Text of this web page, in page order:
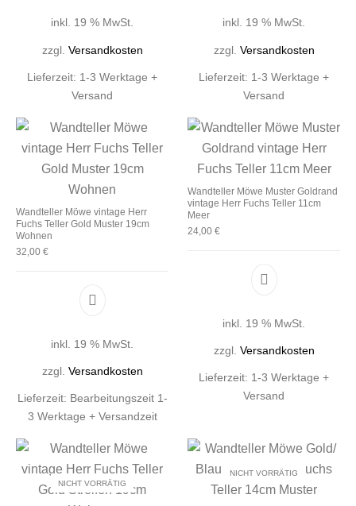
inkl. 19 % MwSt.
zzgl. Versandkosten
Lieferzeit: 1-3 Werktage +
Versand
inkl. 19 % MwSt.
zzgl. Versandkosten
Lieferzeit: 1-3 Werktage +
Versand
Wandteller Möwe vintage Herr
Fuchs Teller Gold Muster 19cm
Wohnen
32,00 €
inkl. 19 % MwSt.
zzgl. Versandkosten
Lieferzeit: Bearbeitungszeit 1-
3 Werktage + Versandzeit
Wandteller Möwe Muster Goldrand
vintage Herr Fuchs Teller 11cm
Meer
24,00 €
inkl. 19 % MwSt.
zzgl. Versandkosten
Lieferzeit: 1-3 Werktage +
Versand
NICHT VORRÄTIG
NICHT VORRÄTIG